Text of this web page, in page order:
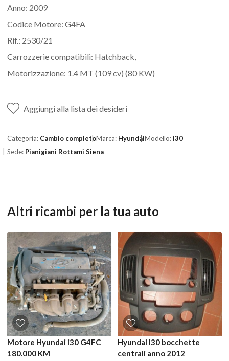
Anno: 2009
Codice Motore: G4FA
Rif.: 2530/21
Carrozzerie compatibili: Hatchback,
Motorizzazione: 1.4 MT (109 cv) (80 KW)
Aggiungi alla lista dei desideri
Categoria: Cambio completoMarca: HyundaiModello:i30
Sede: Pianigiani Rottami Siena
Altri ricambi per la tua auto
Motore Hyundai i30 G4FC
180.000 KM
Hyundai I30 bocchette
centrali anno 2012